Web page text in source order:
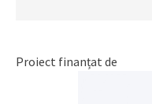
Proiect finanțat de